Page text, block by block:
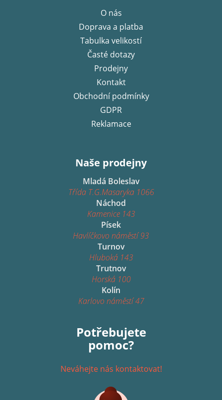
O nás
Doprava a platba
Tabulka velikostí
Časté dotazy
Prodejny
Kontakt
Obchodní podmínky
GDPR
Reklamace
Naše prodejny
Mladá Boleslav
Třída T.G.Masaryka 1066
Náchod
Kamenice 143
Písek
Havlíčkovo náměstí 93
Turnov
Hluboká 143
Trutnov
Horská 100
Kolín
Karlovo náměstí 47
Potřebujete
pomoc?
Neváhejte nás kontaktovat!